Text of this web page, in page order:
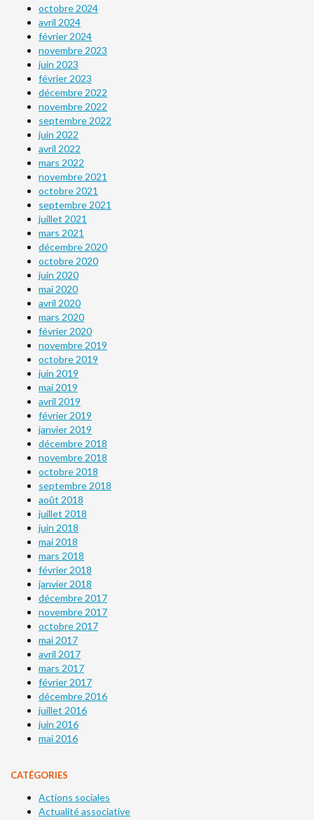
octobre 2024
avril 2024
février 2024
novembre 2023
juin 2023
février 2023
décembre 2022
novembre 2022
septembre 2022
juin 2022
avril 2022
mars 2022
novembre 2021
octobre 2021
septembre 2021
juillet 2021
mars 2021
décembre 2020
octobre 2020
juin 2020
mai 2020
avril 2020
mars 2020
février 2020
novembre 2019
octobre 2019
juin 2019
mai 2019
avril 2019
février 2019
janvier 2019
décembre 2018
novembre 2018
octobre 2018
septembre 2018
août 2018
juillet 2018
juin 2018
mai 2018
mars 2018
février 2018
janvier 2018
décembre 2017
novembre 2017
octobre 2017
mai 2017
avril 2017
mars 2017
février 2017
décembre 2016
juillet 2016
juin 2016
mai 2016
CATÉGORIES
Actions sociales
Actualité associative